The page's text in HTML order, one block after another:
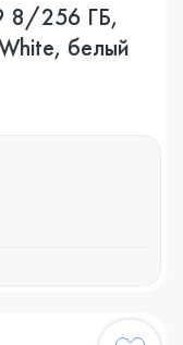
8/256 ГБ,
белый